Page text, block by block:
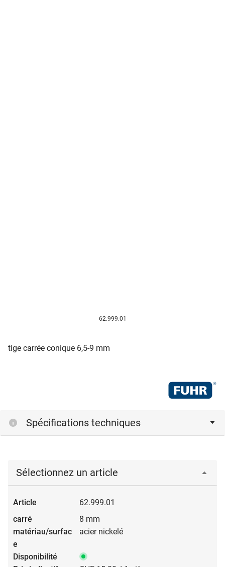
62.999.01
tige carrée conique 6,5-9 mm
Spécifications techniques
Sélectionnez un article
62.999.01
8 mm
acier nickelé